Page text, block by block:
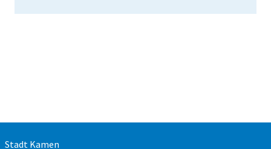
Stadt Kamen